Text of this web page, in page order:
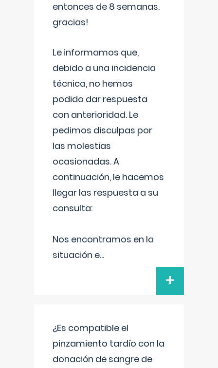
entonces de 8 semanas.
gracias!
Le informamos que,
debido a una incidencia
técnica, no hemos
podido dar respuesta
con anterioridad. Le
pedimos disculpas por
las molestias
ocasionadas. A
continuación, le hacemos
llegar las respuesta a su
consulta:
Nos encontramos en la
situación e...
+
¿Es compatible el
pinzamiento tardío con la
donación de sangre de